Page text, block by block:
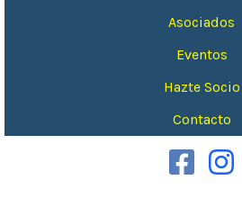
Asociados
Eventos
Hazte Socio
Contacto